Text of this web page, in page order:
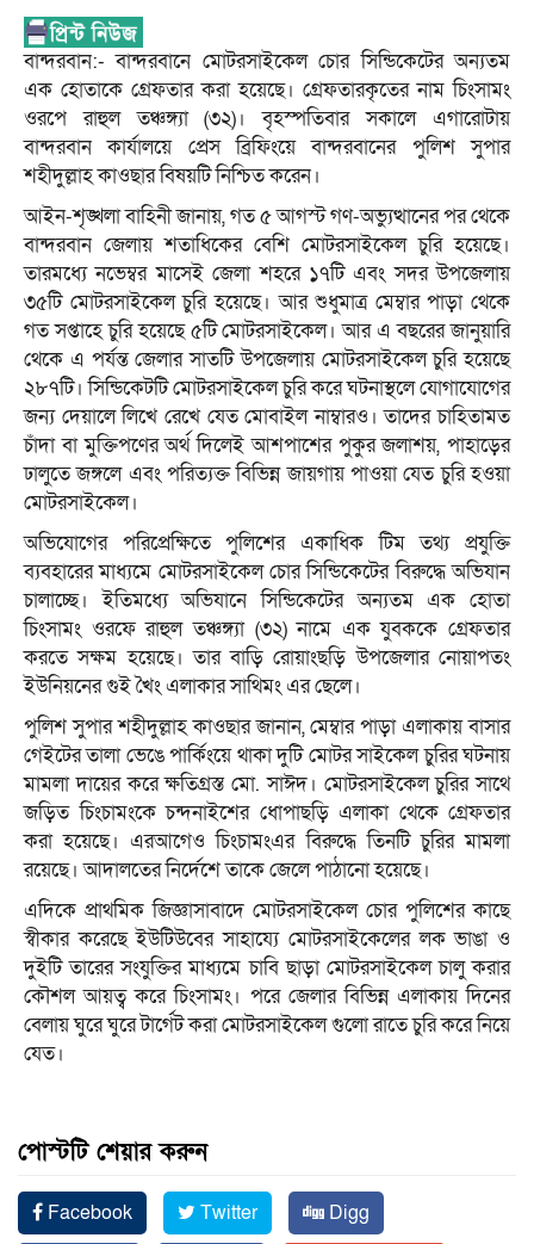
বান্দরবান:- বান্দরবানে মোটরসাইকেল চোর সিন্ডিকেটের অন্যতম
এক হোতাকে গ্রেফতার করা হয়েছে। গ্রেফতারকৃতের নাম চিংসামং
ওরপে রাহুল তঞ্চঙ্গ্যা (৩২)। বৃহস্পতিবার সকালে এগারোটায়
বান্দরবান কার্যালয়ে প্রেস ব্রিফিংয়ে বান্দরবানের পুলিশ সুপার
শহীদুল্লাহ কাওছার বিষয়টি নিশ্চিত করেন।
আইন-শৃঙ্খলা বাহিনী জানায়, গত ৫ আগস্ট গণ-অভ্যুত্থানের পর থেকে
বান্দরবান জেলায় শতাধিকের বেশি মোটরসাইকেল চুরি হয়েছে।
তারমধ্যে নভেম্বর মাসেই জেলা শহরে ১৭টি এবং সদর উপজেলায়
৩৫টি মোটরসাইকেল চুরি হয়েছে। আর শুধুমাত্র মেম্বার পাড়া থেকে
গত সপ্তাহে চুরি হয়েছে ৫টি মোটরসাইকেল। আর এ বছরের জানুয়ারি
থেকে এ পর্যন্ত জেলার সাতটি উপজেলায় মোটরসাইকেল চুরি হয়েছে
২৮৭টি। সিন্ডিকেটটি মোটরসাইকেল চুরি করে ঘটনাস্থলে যোগাযোগের
জন্য দেয়ালে লিখে রেখে যেত মোবাইল নাম্বারও। তাদের চাহিতামত
চাঁদা বা মুক্তিপণের অর্থ দিলেই আশপাশের পুকুর জলাশয়, পাহাড়ের
ঢালুতে জঙ্গলে এবং পরিত্যক্ত বিভিন্ন জায়গায় পাওয়া যেত চুরি হওয়া
মোটরসাইকেল।
অভিযোগের পরিপ্রেক্ষিতে পুলিশের একাধিক টিম তথ্য প্রযুক্তি
ব্যবহারের মাধ্যমে মোটরসাইকেল চোর সিন্ডিকেটের বিরুদ্ধে অভিযান
চালাচ্ছে। ইতিমধ্যে অভিযানে সিন্ডিকেটের অন্যতম এক হোতা
চিংসামং ওরফে রাহুল তঞ্চঙ্গ্যা (৩২) নামে এক যুবককে গ্রেফতার
করতে সক্ষম হয়েছে। তার বাড়ি রোয়াংছড়ি উপজেলার নোয়াপতং
ইউনিয়নের গুই খৈং এলাকার সাথিমং এর ছেলে।
পুলিশ সুপার শহীদুল্লাহ কাওছার জানান, মেম্বার পাড়া এলাকায় বাসার
গেইটের তালা ভেঙে পার্কিংয়ে থাকা দুটি মোটর সাইকেল চুরির ঘটনায়
মামলা দায়ের করে ক্ষতিগ্রস্ত মো. সাঈদ। মোটরসাইকেল চুরির সাথে
জড়িত চিংচামংকে চন্দনাইশের ধোপাছড়ি এলাকা থেকে গ্রেফতার
করা হয়েছে। এরআগেও চিংচামংএর বিরুদ্ধে তিনটি চুরির মামলা
রয়েছে। আদালতের নির্দেশে তাকে জেলে পাঠানো হয়েছে।
এদিকে প্রাথমিক জিজ্ঞাসাবাদে মোটরসাইকেল চোর পুলিশের কাছে
স্বীকার করেছে ইউটিউবের সাহায্যে মোটরসাইকেলের লক ভাঙা ও
দুইটি তারের সংযুক্তির মাধ্যমে চাবি ছাড়া মোটরসাইকেল চালু করার
কৌশল আয়ত্ব করে চিংসামং। পরে জেলার বিভিন্ন এলাকায় দিনের
বেলায় ঘুরে ঘুরে টার্গেট করা মোটরসাইকেল গুলো রাতে চুরি করে নিয়ে
যেত।
পোস্টটি শেয়ার করুন
Facebook Twitter
Digg